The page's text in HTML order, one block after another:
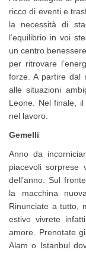
ricco di eventi e
la necessità di
l’equilibrio in voi
un centro
per ritrovare
forze. A partire dal
alle situazioni
Leone. Nel finale,
nel lavoro.
Gemelli
Anno da
piacevoli sorprese
dell’anno. Sul
la macchina
Rinunciate a tutto,
estivo vivrete
amore. Prenotate
Alam o Istanbul